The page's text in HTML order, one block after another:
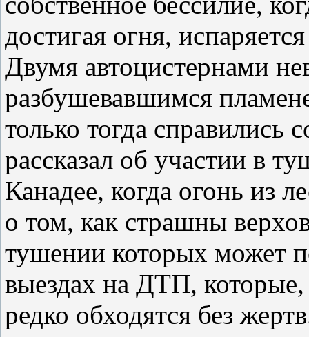
достигая огня,
Двумя автоцистернами
разбушевавшимся
только тогда справились
рассказал об участии в
Канадее, когда огонь из
о том, как страшны
тушении которых может
выездах на ДТП, которые,
редко обходятся без